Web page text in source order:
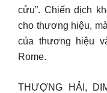
cửu”. Chiến dịch
cho thương hiệu,
của thương hiệu
Rome.
THƯỢNG HẢI,